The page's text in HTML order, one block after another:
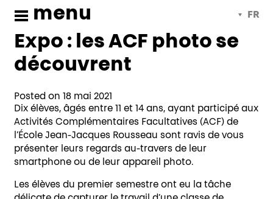
menu
Expo : les ACF photo se
découvrent
Posted on 18 mai 2021
Dix élèves, âgés entre 11 et 14 ans, ayant participé aux
Activités Complémentaires Facultatives (ACF) de
l’École Jean-Jacques Rousseau sont ravis de vous
présenter leurs regards au-travers de leur
smartphone ou de leur appareil photo.
Les élèves du premier semestre ont eu la tâche